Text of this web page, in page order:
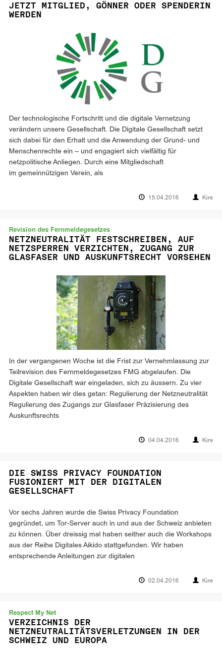
JETZT MITGLIED, GÖNNER ODER SPENDERIN
WERDEN
Der technologische Fortschritt und die digitale Vernetzung
verändern unsere Gesellschaft. Die Digitale Gesellschaft setzt
sich dabei für den Erhalt und die Anwendung der Grund- und
Menschenrechte ein – und engagiert sich vielfältig für
netzpolitische Anliegen. Durch eine Mitgliedschaft
im gemeinnützigen Verein, als
15.04.2016 Kire
Revision des Fernmeldegesetzes
NETZNEUTRALITÄT FESTSCHREIBEN, AUF
NETZSPERREN VERZICHTEN, ZUGANG ZUR
GLASFASER UND AUSKUNFTSRECHT VORSEHEN
In der vergangenen Woche ist die Frist zur Vernehmlassung zur
Teilrevision des Fernmeldegesetzes FMG abgelaufen. Die
Digitale Gesellschaft war eingeladen, sich zu äussern. Zu vier
Aspekten haben wir dies getan: Regulierung der Netzneutralität
Regulierung des Zugangs zur Glasfaser Präzisierung des
Auskunftsrechts
04.04.2016 Kire
DIE SWISS PRIVACY FOUNDATION
FUSIONIERT MIT DER DIGITALEN
GESELLSCHAFT
Vor sechs Jahren wurde die Swiss Privacy Foundation
gegründet, um Tor-Server auch in und aus der Schweiz anbieten
zu können. Über dreissig mal haben seither auch die Workshops
aus der Reihe Digitales Aikido stattgefunden. Wir haben
entsprechende Anleitungen zur digitalen
02.04.2016 Kire
Respect My Net
VERZEICHNIS DER
NETZNEUTRALITÄTSVERLETZUNGEN IN DER
SCHWEIZ UND EUROPA